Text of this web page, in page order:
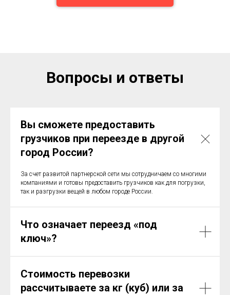
Вопросы и ответы
Вы сможете предоставить
грузчиков при переезде в другой
город России?
За счет развитой партнерской сети мы сотрудничаем со многими
компаниями и готовы предоставить грузчиков как для погрузки,
так и разгрузки вещей в любом городе России.
Что означает переезд «под
ключ»?
Стоимость перевозки
рассчитываете за кг (куб) или за